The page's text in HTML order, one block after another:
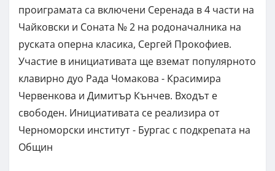
проиграмата са включени Серенада в 4 части на
Чайковски и Соната № 2 на родоначалника на
руската оперна класика, Сергей Прокофиев.
Участие в инициативата ще вземат популярното
клавирно дуо Рада Чомакова - Красимира
Червенкова и Димитър Кънчев. Входът е
свободен. Инициативата се реализира от
Черноморски институт - Бургас с подкрепата на
Общин